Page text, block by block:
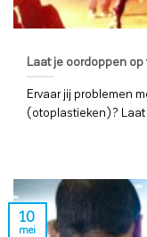
Laat je oordoppen
Ervaar jij problemen
(otoplastieken)?
10
mei